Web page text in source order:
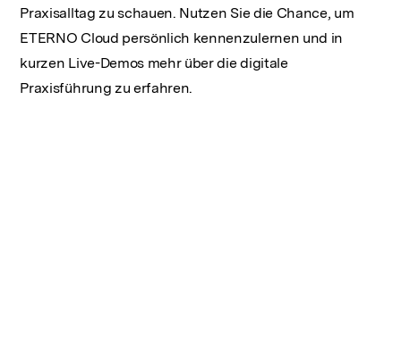
Praxisalltag zu schauen. Nutzen Sie die Chance, um
ETERNO Cloud persönlich kennenzulernen und in
kurzen Live-Demos mehr über die digitale
Praxisführung zu erfahren.